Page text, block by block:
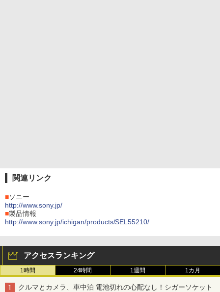
関連リンク
■ソニー
http://www.sony.jp/
■製品情報
http://www.sony.jp/ichigan/products/SEL55210/
アクセスランキング
1時間 24時間 1週間 1カ月
クルマとカメラ、車中泊 電池切れの心配なし！シガーソケット